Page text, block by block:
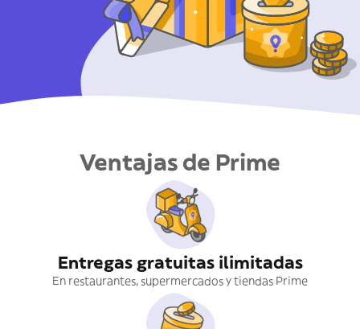
Ventajas de Prime
Entregas gratuitas ilimitadas
En restaurantes, supermercados y tiendas Prime